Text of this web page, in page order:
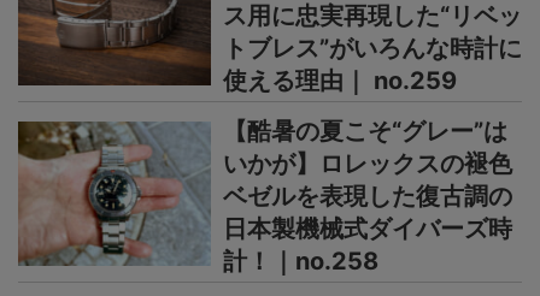
ス用に忠実再現した“リベッ
トブレス”がいろんな時計に
使える理由｜ no.259
【酷暑の夏こそ“グレー”は
いかが】ロレックスの褪色
ベゼルを表現した復古調の
日本製機械式ダイバーズ時
計！｜no.258